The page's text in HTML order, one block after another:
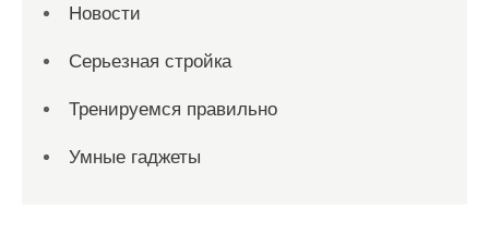
Новости
Серьезная стройка
Тренируемся правильно
Умные гаджеты